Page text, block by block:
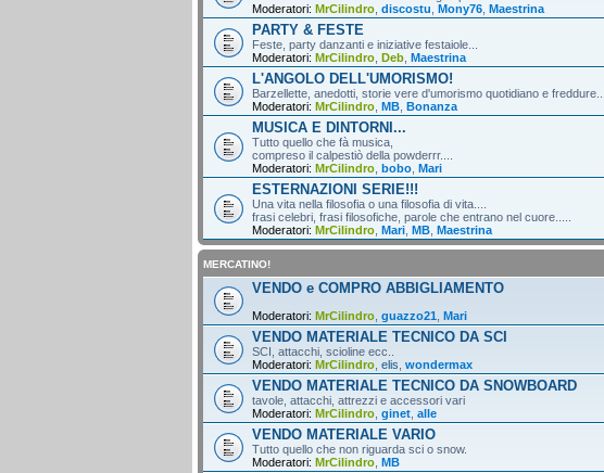
Moderatori: MrCilindro discostu Mony76 Maestrina
PARTY & FESTE
Feste, party danzanti e iniziative festaiole...
Moderatori: MrCilindro Deb Maestrina
L'ANGOLO DELL'UMORISMO!
Barzellette, anedotti, storie vere d'umorismo quotidiano e freddure....
Moderatori: MrCilindro MB Bonanza
MUSICA E DINTORNI...
Tutto quello che fà musica,
compreso il calpestiò della powderrr....
Moderatori: MrCilindro bobo Mari
ESTERNAZIONI SERIE!!!
Una vita nella filosofia o una filosofia di vita....
frasi celebri, frasi filosofiche, parole che entrano nel cuore.....
Moderatori: MrCilindro Mari MB Maestrina
MERCATINO!
VENDO e COMPRO ABBIGLIAMENTO
Moderatori: MrCilindro guazzo21 Mari
VENDO MATERIALE TECNICO DA SCI
SCI, attacchi, scioline ecc..
Moderatori: MrCilindro elis wondermax
VENDO MATERIALE TECNICO DA SNOWBOARD
tavole, attacchi, attrezzi e accessori vari
Moderatori: MrCilindro ginet alle
VENDO MATERIALE VARIO
Tutto quello che non riguarda sci o snow.
Moderatori: MrCilindro MB